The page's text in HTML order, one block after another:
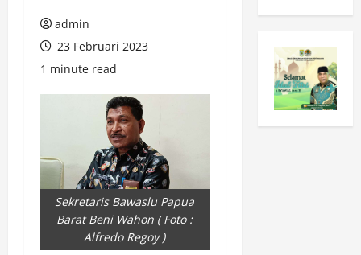
admin
23 Februari 2023
1 minute read
Sekretaris Bawaslu Papua
Barat Beni Wahon ( Foto :
Alfredo Regoy )